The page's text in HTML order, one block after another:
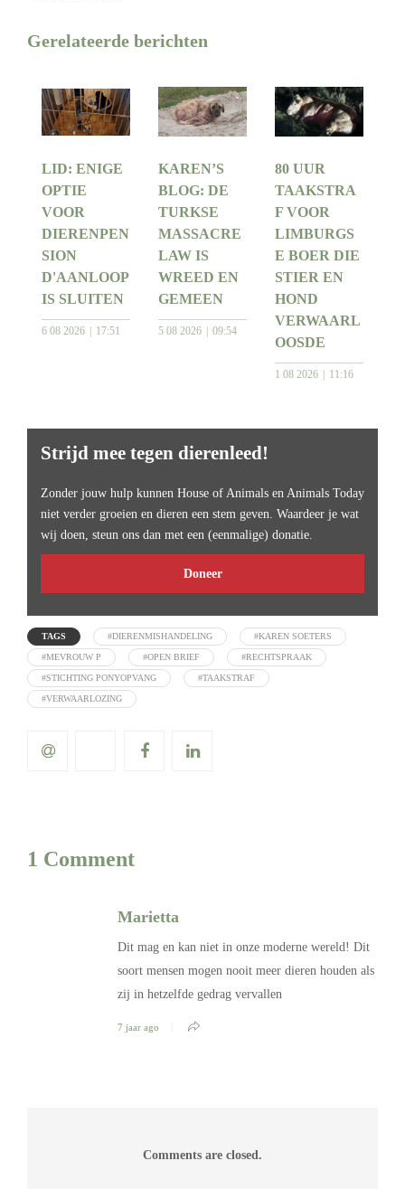
Gerelateerde berichten
LID: ENIGE
OPTIE
VOOR
DIERENPEN
SION
D'AANLOOP
IS SLUITEN
6 08 2026 17:51
KAREN’S
BLOG: DE
TURKSE
MASSACRE
LAW IS
WREED EN
GEMEEN
5 08 2026 09:54
80 UUR
TAAKSTRA
F VOOR
LIMBURGS
E BOER DIE
STIER EN
HOND
VERWAARL
OOSDE
1 08 2026 11:16
Strijd mee tegen dierenleed!
Zonder jouw hulp kunnen House of Animals en Animals Today
niet verder groeien en dieren een stem geven. Waardeer je wat
wij doen, steun ons dan met een (eenmalige) donatie.
Doneer
TAGS #DIERENMISHANDELING #KAREN SOETERS
#MEVROUW P #OPEN BRIEF #RECHTSPRAAK
#STICHTING PONYOPVANG #TAAKSTRAF
#VERWAARLOZING
1 Comment
Marietta
Dit mag en kan niet in onze moderne wereld! Dit
soort mensen mogen nooit meer dieren houden als
zij in hetzelfde gedrag vervallen
7 jaar ago
Comments are closed.